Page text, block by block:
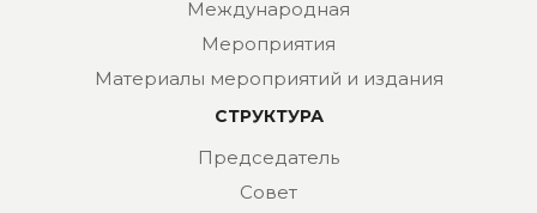
Международная
Мероприятия
Материалы мероприятий и издания
СТРУКТУРА
Председатель
Совет